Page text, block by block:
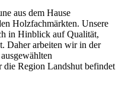
aus dem Hause
Holzfachmärkten. Unsere
in Hinblick auf Qualität,
Daher arbeiten wir in der
die Region Landshut befindet